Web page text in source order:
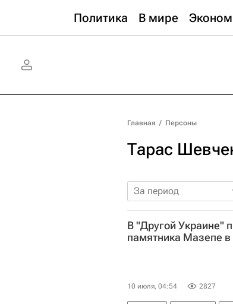
Политика В мире
Главная / Персоны
Тарас
За период
В "Другой Украине"
памятника Мазепе в
10 июля, 04:54 2827